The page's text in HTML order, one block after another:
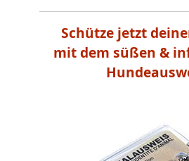
Schütze jetzt
mit dem süßen &